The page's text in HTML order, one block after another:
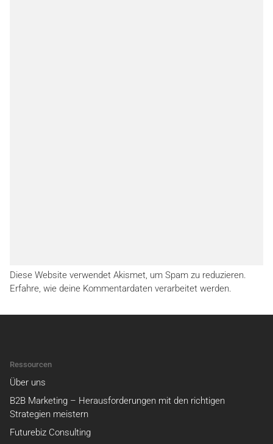
Diese Website verwendet Akismet, um Spam zu reduzieren.
Erfahre, wie deine Kommentardaten verarbeitet werden.
Ressourcen
Über uns
B2B Marketing – Herausforderungen mit den richtigen
Strategien meistern
Futurebiz Consulting